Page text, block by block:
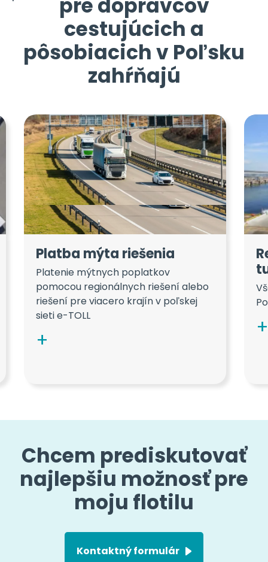
pre dopravcov
cestujúcich a
pôsobiacich v Poľsku
zahŕňajú
Platba mýta riešenia
Platenie mýtnych poplatkov
pomocou regionálnych riešení alebo
riešení pre viacero krajín v poľskej
sieti e-TOLL
Chcem prediskutovať
najlepšiu možnosť pre
moju flotilu
Kontaktný formulár